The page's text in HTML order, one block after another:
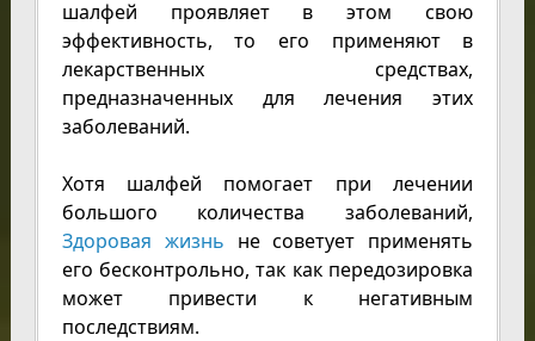
шалфей проявляет в этом свою
эффективность, то его применяют в
лекарственных средствах,
предназначенных для лечения этих
заболеваний.
Хотя шалфей помогает при лечении
большого количества заболеваний,
Здоровая жизнь не советует применять
его бесконтрольно, так как передозировка
может привести к негативным
последствиям.